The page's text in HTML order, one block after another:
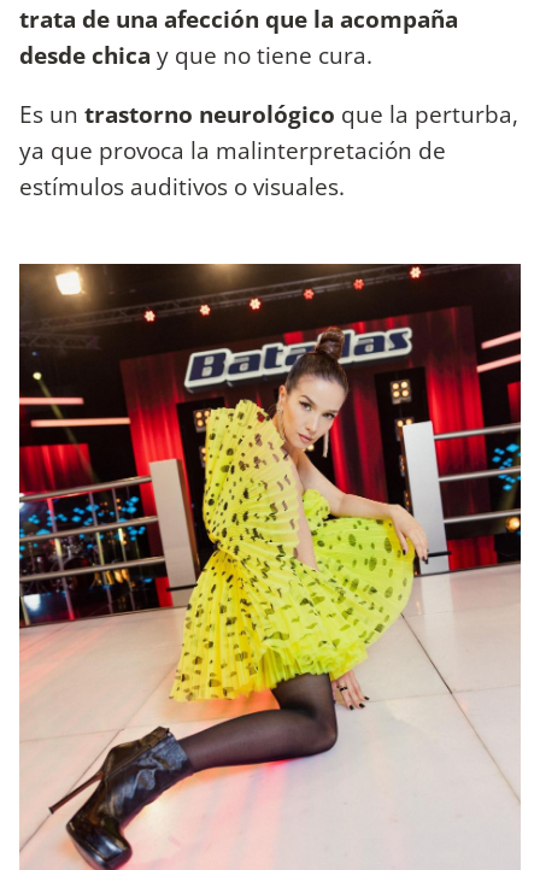
trata de una afección que la acompaña
desde chica y que no tiene cura.
Es un trastorno neurológico que la perturba,
ya que provoca la malinterpretación de
estímulos auditivos o visuales.